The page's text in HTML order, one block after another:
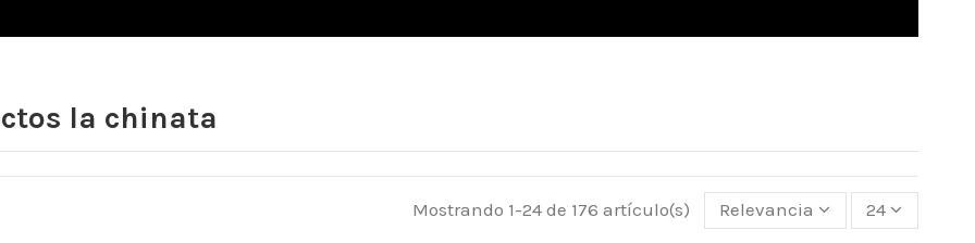
la chinata
Mostrando 1-24 de 176 artículo(s) Relevancia 24